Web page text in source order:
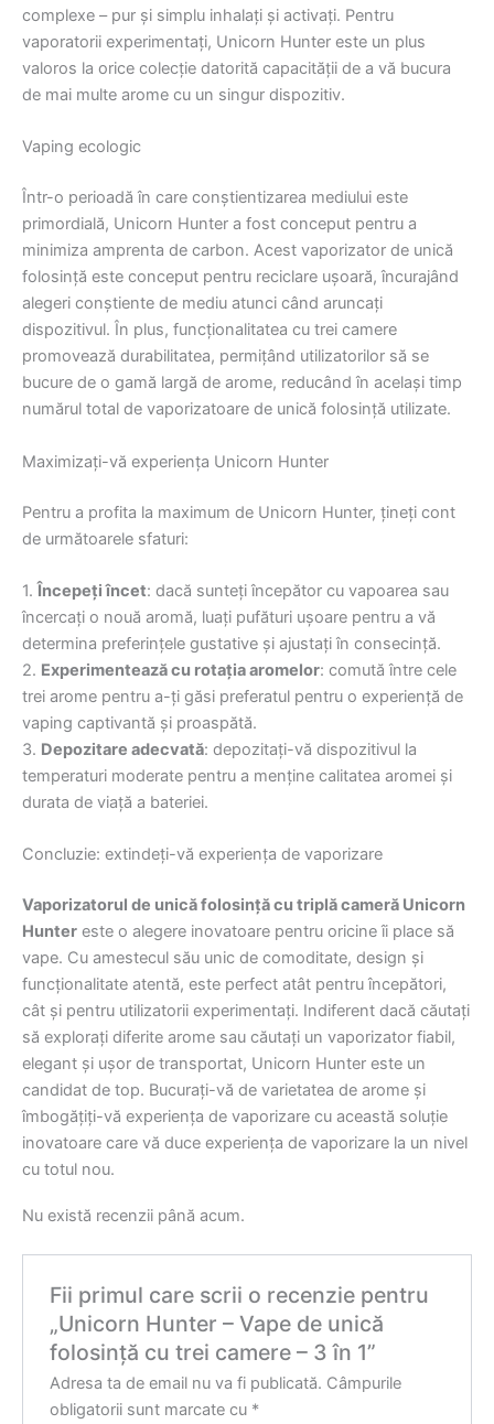
complexe – pur și simplu inhalați și activați. Pentru
vaporatorii experimentați, Unicorn Hunter este un plus
valoros la orice colecție datorită capacității de a vă bucura
de mai multe arome cu un singur dispozitiv.
Vaping ecologic
Într-o perioadă în care conștientizarea mediului este
primordială, Unicorn Hunter a fost conceput pentru a
minimiza amprenta de carbon. Acest vaporizator de unică
folosință este conceput pentru reciclare ușoară, încurajând
alegeri conștiente de mediu atunci când aruncați
dispozitivul. În plus, funcționalitatea cu trei camere
promovează durabilitatea, permițând utilizatorilor să se
bucure de o gamă largă de arome, reducând în același timp
numărul total de vaporizatoare de unică folosință utilizate.
Maximizați-vă experiența Unicorn Hunter
Pentru a profita la maximum de Unicorn Hunter, țineți cont
de următoarele sfaturi:
1.Începeți încet: dacă sunteți începător cu vapoarea sau
încercați o nouă aromă, luați pufături ușoare pentru a vă
determina preferințele gustative și ajustați în consecință.
2. Experimentează cu rotația aromelor: comută între cele
trei arome pentru a-ți găsi preferatul pentru o experiență de
vaping captivantă și proaspătă.
3. Depozitare adecvată: depozitați-vă dispozitivul la
temperaturi moderate pentru a menține calitatea aromei și
durata de viață a bateriei.
Concluzie: extindeți-vă experiența de vaporizare
Vaporizatorul de unică folosință cu triplă cameră Unicorn
Hunter este o alegere inovatoare pentru oricine îi place să
vape. Cu amestecul său unic de comoditate, design și
funcționalitate atentă, este perfect atât pentru începători,
cât și pentru utilizatorii experimentați. Indiferent dacă căutați
să explorați diferite arome sau căutați un vaporizator fiabil,
elegant și ușor de transportat, Unicorn Hunter este un
candidat de top. Bucurați-vă de varietatea de arome și
îmbogățiți-vă experiența de vaporizare cu această soluție
inovatoare care vă duce experiența de vaporizare la un nivel
cu totul nou.
Nu există recenzii până acum.
Fii primul care scrii o recenzie pentru
„Unicorn Hunter – Vape de unică
folosință cu trei camere – 3 în 1”
Adresa ta de email nu va fi publicată. Câmpurile
obligatorii sunt marcate cu *